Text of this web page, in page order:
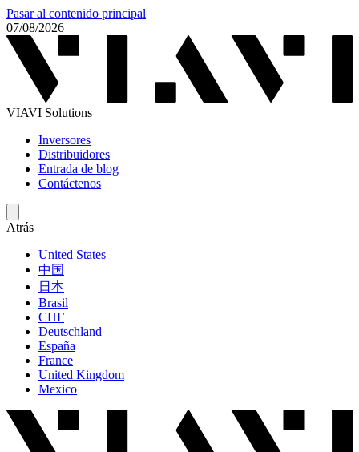
Pasar al contenido principal
07/08/2026
VIAVI Solutions
Inversores
Distribuidores
Entrada de blog
Contáctenos
Atrás
United States
中国
日本
Brasil
СНГ
Deutschland
España
France
United Kingdom
Mexico